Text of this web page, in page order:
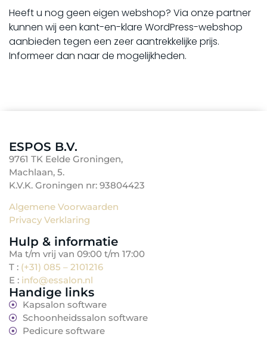
Heeft u nog geen eigen webshop? Via onze partner
kunnen wij een kant-en-klare WordPress-webshop
aanbieden tegen een zeer aantrekkelijke prijs.
Informeer dan naar de mogelijkheden.
ESPOS B.V.
9761 TK Eelde Groningen,
Machlaan, 5.
K.V.K. Groningen nr: 93804423
Algemene Voorwaarden
Privacy Verklaring
Hulp & informatie
Ma t/m vrij van 09:00 t/m 17:00
T : (+31) 085 – 2101216
E : info@essalon.nl
Handige links
Kapsalon software
Schoonheidssalon software
Pedicure software